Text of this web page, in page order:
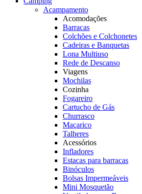
Acampamento
Acomodações
Barracas
Colchões e Colchonetes
Cadeiras e Banquetas
Lona Multiuso
Rede de Descanso
Viagens
Mochilas
Cozinha
Fogareiro
Cartucho de Gás
Churrasco
Maçarico
Talheres
Acessórios
Infladores
Estacas para barracas
Binóculos
Bolsas Impermeáveis
Mini Mosquetão